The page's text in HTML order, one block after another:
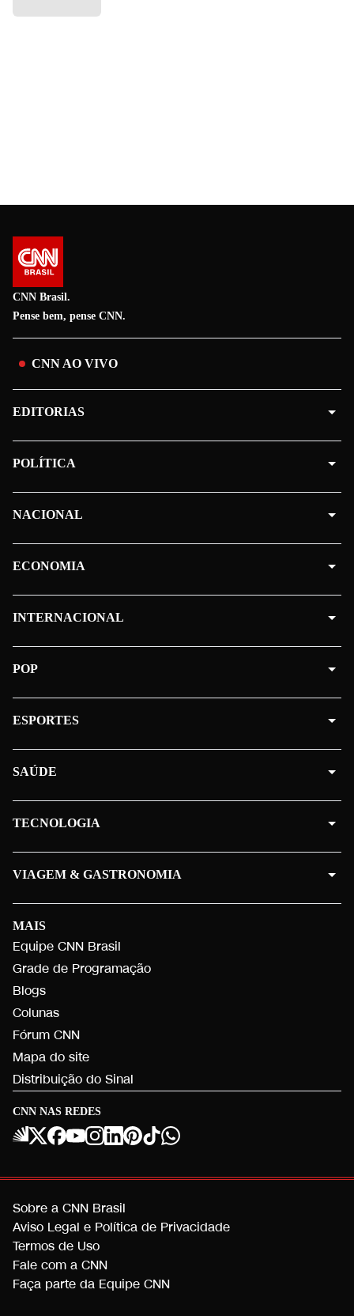
CNN Brasil.
Pense bem, pense CNN.
CNN AO VIVO
CNN NAS REDES
MAIS
Equipe CNN Brasil
Grade de Programação
Blogs
Colunas
Fórum CNN
Mapa do site
Distribuição do Sinal
EDITORIAS
POLÍTICA
NACIONAL
ECONOMIA
INTERNACIONAL
POP
ESPORTES
SAÚDE
TECNOLOGIA
VIAGEM & GASTRONOMIA
Sobre a CNN Brasil
Aviso Legal e Política de Privacidade
Termos de Uso
Fale com a CNN
Faça parte da Equipe CNN